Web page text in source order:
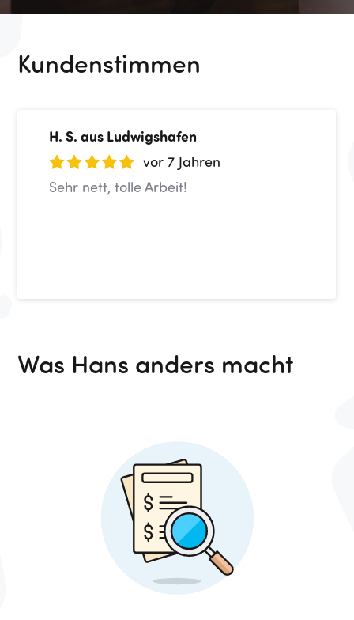
Kundenstimmen
H. S.aus Ludwigshafen
vor 7 Jahren
Sehr nett, tolle Arbeit!
Was Hans anders macht